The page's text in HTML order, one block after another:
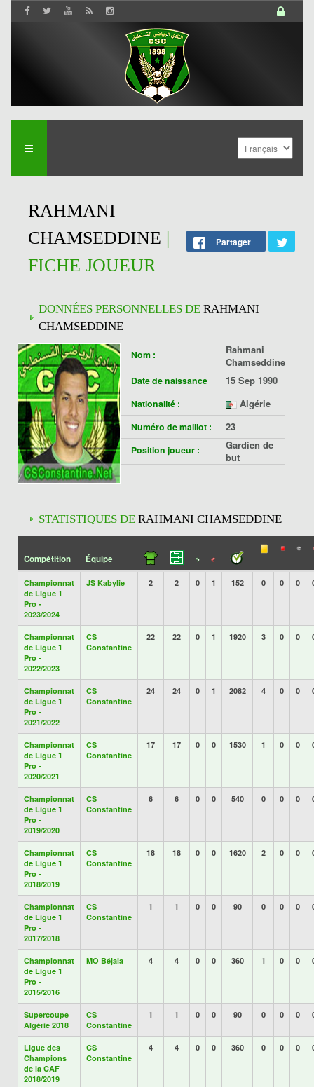
RAHMANI
CHAMSEDDINE |
FICHE JOUEUR
Partager
DONNÉES PERSONNELLES DE RAHMANI
CHAMSEDDINE
Nom :
Rahmani
Chamseddine
Date de naissance 15 Sep 1990
Nationalité : Algérie
Numéro de maillot : 23
Position joueur :
Gardien de
but
STATISTIQUES DE RAHMANI CHAMSEDDINE
Compétition Équipe
Championnat
de Ligue 1
Pro -
2023/2024
JS Kabylie 2 2 0 1 152 0 0 0
Championnat
de Ligue 1
Pro -
2022/2023
CS
Constantine
22 22 0 1 1920 3 0 0
Championnat
de Ligue 1
Pro -
2021/2022
CS
Constantine
24 24 0 1 2082 4 0 0
Championnat
de Ligue 1
Pro -
2020/2021
CS
Constantine
17 17 0 0 1530 1 0 0
Championnat
de Ligue 1
Pro -
2019/2020
CS
Constantine
6 6 0 0 540 0 0 0
Championnat
de Ligue 1
Pro -
2018/2019
CS
Constantine
18 18 0 0 1620 2 0 0
Championnat
de Ligue 1
Pro -
2017/2018
CS
Constantine
1 1 0 0 90 0 0 0
Championnat
de Ligue 1
Pro -
2015/2016
MO Béjaia 4 4 0 0 360 1 0 0
Supercoupe
Algérie 2018
CS
Constantine
1 1 0 0 90 0 0 0
Ligue des
Champions
de la CAF
2018/2019
CS
Constantine
4 4 0 0 360 0 0 0